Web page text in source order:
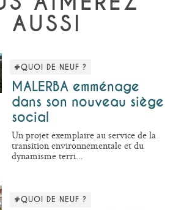
AUSSI
#QUOI DE NEUF ?
MALERBA emménage
dans son nouveau siège
social
Un projet exemplaire au service de la
transition environnementale et du
dynamisme terri...
#QUOI DE NEUF ?